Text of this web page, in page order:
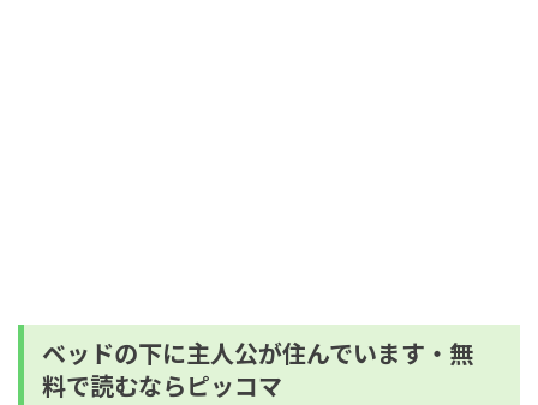
ベッドの下に主人公が住んでいます・無
料で読むならピッコマ